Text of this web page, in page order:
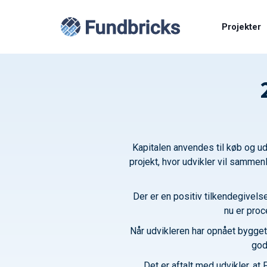
Projekter
Kapitalen anvendes til køb og
projekt, hvor udvikler vil
Der er en positiv
nu er
Når udvikleren har opnået